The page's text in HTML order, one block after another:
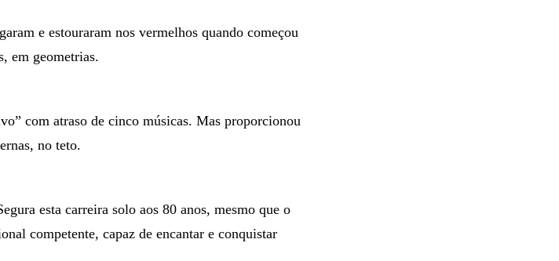
e estouraram nos vermelhos quando começou
em geometrias.
com atraso de cinco músicas. Mas proporcionou
no teto.
esta carreira solo aos 80 anos, mesmo que o
competente, capaz de encantar e conquistar